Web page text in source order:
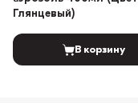
Глянцевый)
В корзину